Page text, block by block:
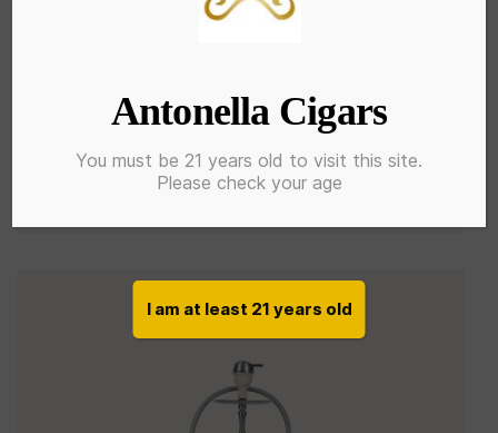
Alpha Hookah Model Z
5.00
sur 5
650.00
AJOUTER AU
PANIER
Antonella Cigars
You must be 21 years old to visit this site.
Please check your age
I am at least 21 years old